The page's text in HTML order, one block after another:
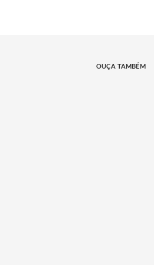
OUÇA TAMBÉM